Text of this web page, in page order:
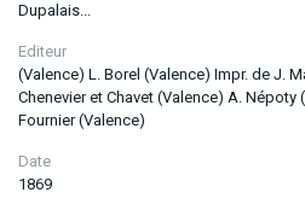
Dupalais...
Editeur
(Valence) L. Borel (Valence) Impr. de J.
Chenevier et Chavet (Valence) A.
Fournier (Valence)
Date
1869